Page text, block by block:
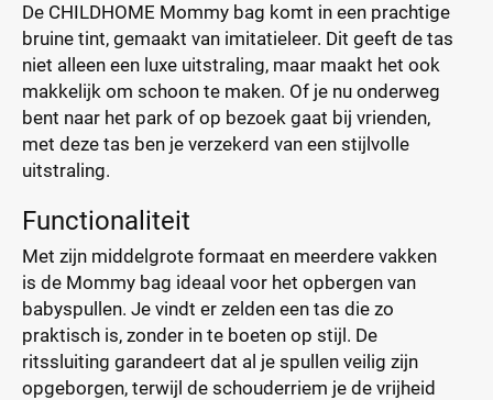
De CHILDHOME Mommy bag komt in een prachtige
bruine tint, gemaakt van imitatieleer. Dit geeft de tas
niet alleen een luxe uitstraling, maar maakt het ook
makkelijk om schoon te maken. Of je nu onderweg
bent naar het park of op bezoek gaat bij vrienden,
met deze tas ben je verzekerd van een stijlvolle
uitstraling.
Functionaliteit
Met zijn middelgrote formaat en meerdere vakken
is de Mommy bag ideaal voor het opbergen van
babyspullen. Je vindt er zelden een tas die zo
praktisch is, zonder in te boeten op stijl. De
ritssluiting garandeert dat al je spullen veilig zijn
opgeborgen, terwijl de schouderriem je de vrijheid